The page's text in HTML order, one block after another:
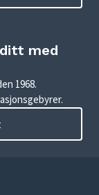
med
1968.